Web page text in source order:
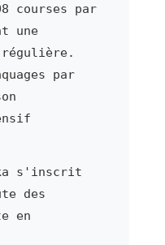
courses par
une
par
s'inscrit
des
en